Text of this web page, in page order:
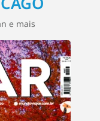
e mais